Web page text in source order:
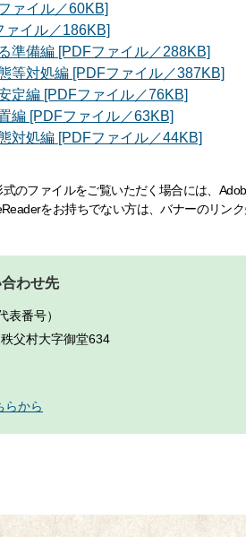
ァイル／60KB]
イル／186KB]
備編 [PDFファイル／288KB]
対処編 [PDFファイル／387KB]
編 [PDFファイル／76KB]
[PDFファイル／63KB]
処編 [PDFファイル／44KB]
式のファイルをご覧いただく場合には、
をお持ちでない方は、バナーのリン
わせ先
表番号）
父村大字御堂634
らから